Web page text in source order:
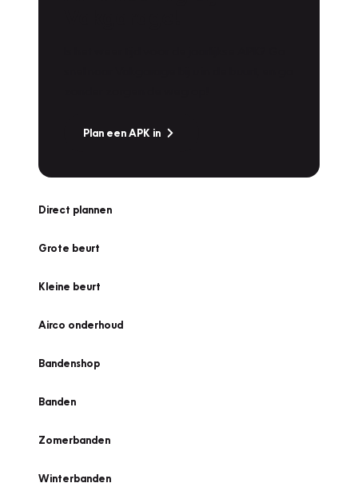
Plan een APK in
Direct plannen
Grote beurt
Kleine beurt
Airco onderhoud
Bandenshop
Banden
Zomerbanden
Winterbanden